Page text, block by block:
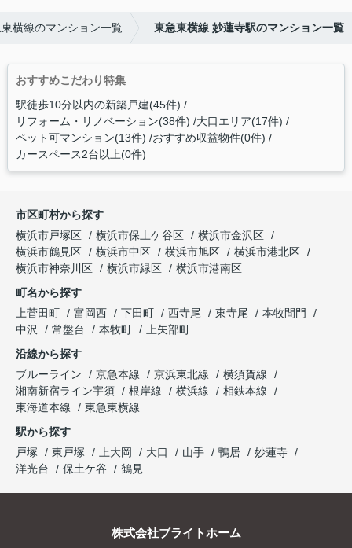
横線のマンション一覧 東急東横線 妙蓮寺駅のマンション一覧
おすすめこだわり特集
駅徒歩10分以内の新築戸建(45件)
リフォーム・リノベーション(38件) 大口エリア(17件)
ペット可マンション(13件) おすすめ収益物件(0件)
カースペース2台以上(0件)
市区町村から探す
横浜市戸塚区
横浜市保土ケ谷区
横浜市金沢区
横浜市鶴見区
横浜市中区 横浜市旭区
横浜市港北区
横浜市神奈川区
横浜市緑区
横浜市港南区
町名から探す
上菅田町
富岡西 下田町 西寺尾 東寺尾
本牧間門
中沢
常盤台 本牧町
上矢部町
沿線から探す
ブルーライン
京急本線 京浜東北線
横須賀線
湘南新宿ライン宇須
根岸線 横浜線
相鉄本線
東海道本線
東急東横線
駅から探す
戸塚
東戸塚 上大岡 大口 山手 鴨居
妙蓮寺
洋光台
保土ケ谷 鶴見
株式会社ブライトホーム